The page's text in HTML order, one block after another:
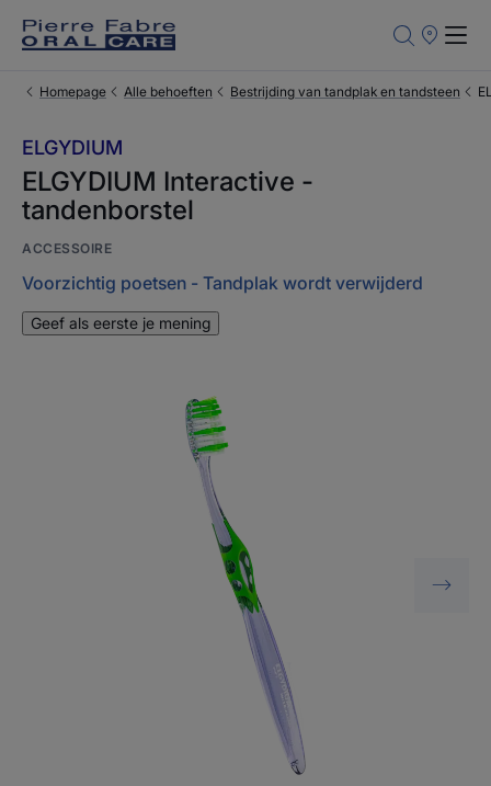
Homepage Alle behoeften Bestrijding van tandplak en tandsteen
ELGYDIUM
ELGYDIUM Interactive -
tandenborstel
ACCESSOIRE
Voorzichtig poetsen - Tandplak wordt verwijderd
Geef als eerste je mening